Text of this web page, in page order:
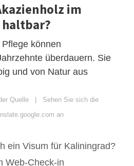
im
können
überdauern. Sie
und von Natur aus
Quelle | Sehen Sie sich die
an
ein Visum für Kaliningrad?
Web-Check-in